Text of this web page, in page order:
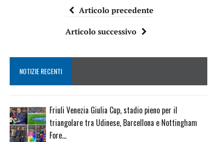
Articolo precedente
Articolo successivo
NOTIZIE RECENTI
Friuli Venezia Giulia Cup, stadio pieno per il
triangolare tra Udinese, Barcellona e Nottingham
Fore…